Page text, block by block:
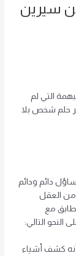
سيرين
التي لم
حلم شخص بلا
دائم ودائم
من العقل
مع
النحو التالي:
كشف أشياء